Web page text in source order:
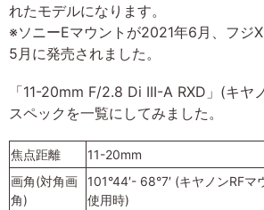
れたモデルになります。
※ソニーEマウントが2021年6月、フジ
5月に発売されました。
「11-20mm F/2.8 Di III-A RXD」(キヤ
スペックを一覧にしてみました。
焦点距離
11-20mm
画角(対角画
角)
101°44′- 68°7′ (キヤノンRF
使用時)